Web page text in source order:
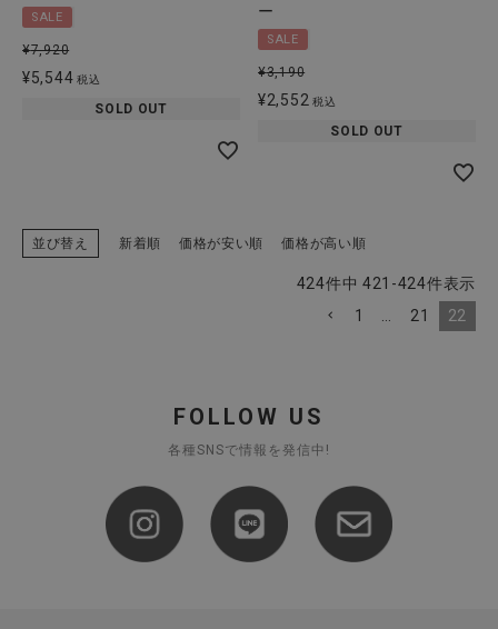
SALE
¥7,920
¥5,544 税込
SOLD OUT
ー
SALE
¥3,190
¥2,552 税込
SOLD OUT
並び替え 新着順 価格が安い順 価格が高い順
424件中 421 -424件表示
1
21 22
FOLLOW US
各種SNSで情報を発信中!